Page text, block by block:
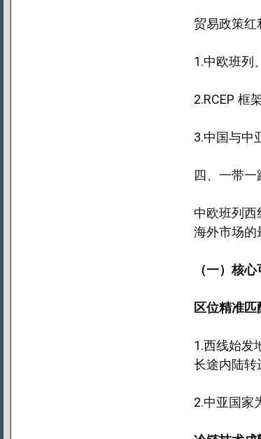
贸易政策红
1.中欧班列
2.RCEP 框
3.中国与中
四、一带
中欧班列
海外市场的
（一）核
区位精准匹
1.西线始发
长途内陆转
2.中亚国家